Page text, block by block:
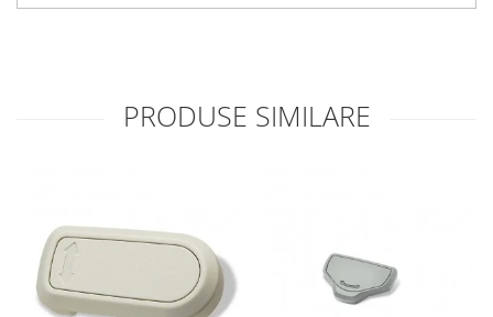
PRODUSE SIMILARE